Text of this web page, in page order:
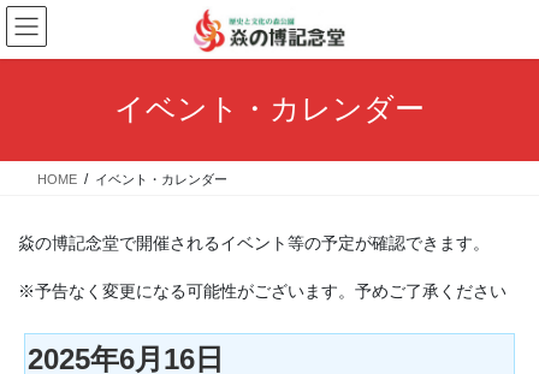
コ
ン
テ
ス
ナ
ビ
ゲ
ン
イベント・カレンダー
HOME イベント・カレンダー
焱の博記念堂で開催されるイベント等の予定が確認できます。
※予告なく変更になる可能性がございます。予めご了承ください
2025年6月16日